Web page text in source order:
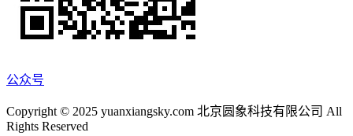
公众号
Copyright © 2025 yuanxiangsky.com 北京圆象科技有限公司 All
Rights Reserved